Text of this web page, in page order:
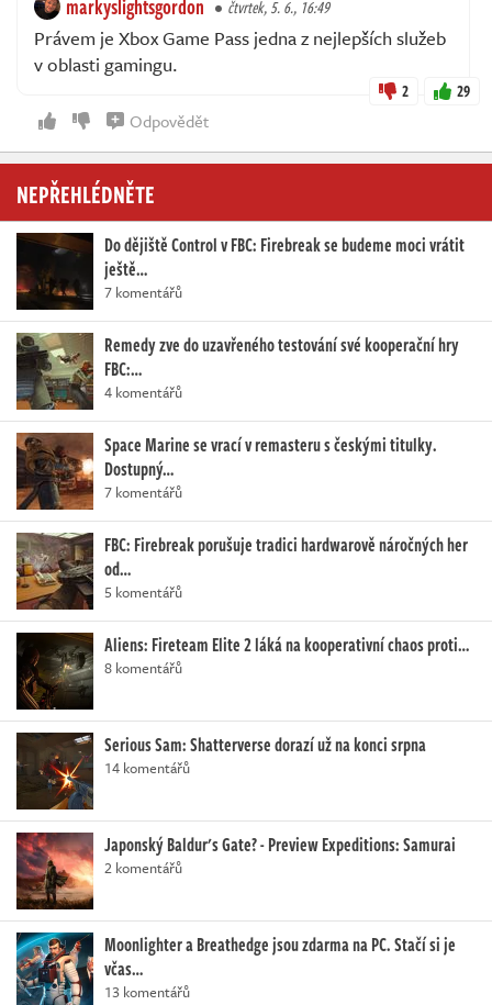
markyslightsgordon čtvrtek, 5. 6., 16:49
Právem je Xbox Game Pass jedna z nejlepších služeb
v oblasti gamingu.
2 29
Odpovědět
NEPŘEHLÉDNĚTE
Do dějiště Control v FBC: Firebreak se budeme moci vrátit
ještě…
7 komentářů
Remedy zve do uzavřeného testování své kooperační hry
FBC:…
4 komentářů
Space Marine se vrací v remasteru s českými titulky.
Dostupný…
7 komentářů
FBC: Firebreak porušuje tradici hardwarově náročných her
od…
5 komentářů
Aliens: Fireteam Elite 2 láká na kooperativní chaos proti…
8 komentářů
Serious Sam: Shatterverse dorazí už na konci srpna
14 komentářů
Japonský Baldur's Gate? - Preview Expeditions: Samurai
2 komentářů
Moonlighter a Breathedge jsou zdarma na PC. Stačí si je
včas…
13 komentářů